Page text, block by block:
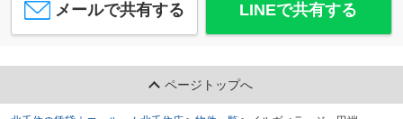
メールで共有する LINEで共有する
ページトップへ